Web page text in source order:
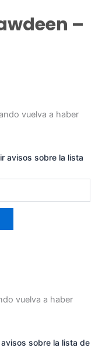
–
vuelva a haber
avisos sobre la lista
vuelva a haber
sobre la lista de